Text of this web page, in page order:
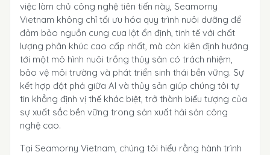
việc làm chủ công nghệ tiên tiến này, Seamorny
Vietnam không chỉ tối ưu hóa quy trình nuôi dưỡng để
đảm bảo nguồn cung cua lột ổn định, tinh tế với chất
lượng phân khúc cao cấp nhất, mà còn kiên định hướng
tới một mô hình nuôi trồng thủy sản có trách nhiệm,
bảo vệ môi trường và phát triển sinh thái bền vững. Sự
kết hợp đột phá giữa AI và thủy sản giúp chúng tôi tự
tin khẳng định vị thế khác biệt, trở thành biểu tượng của
sự xuất sắc bền vững trong sản xuất hải sản công
nghệ cao.
Tại Seamorny Vietnam, chúng tôi hiểu rằng hành trình